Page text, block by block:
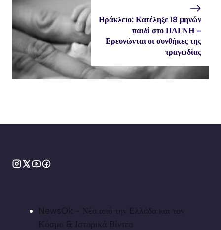
Ηράκλειο: Κατέληξε 18 μηνών
παιδί στο ΠΑΓΝΗ –
Ερευνώνται οι συνθήκες της
τραγωδίας
NewsOk - Νέα από την Ελλάδα και τον
Κόσμο & Ιστορικά Βίντεο